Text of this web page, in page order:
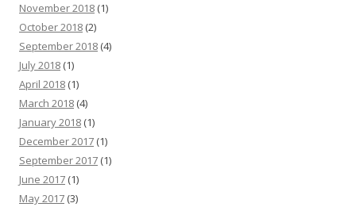
November 2018 (1)
October 2018 (2)
September 2018 (4)
July 2018 (1)
April 2018 (1)
March 2018 (4)
January 2018 (1)
December 2017 (1)
September 2017 (1)
June 2017 (1)
May 2017 (3)